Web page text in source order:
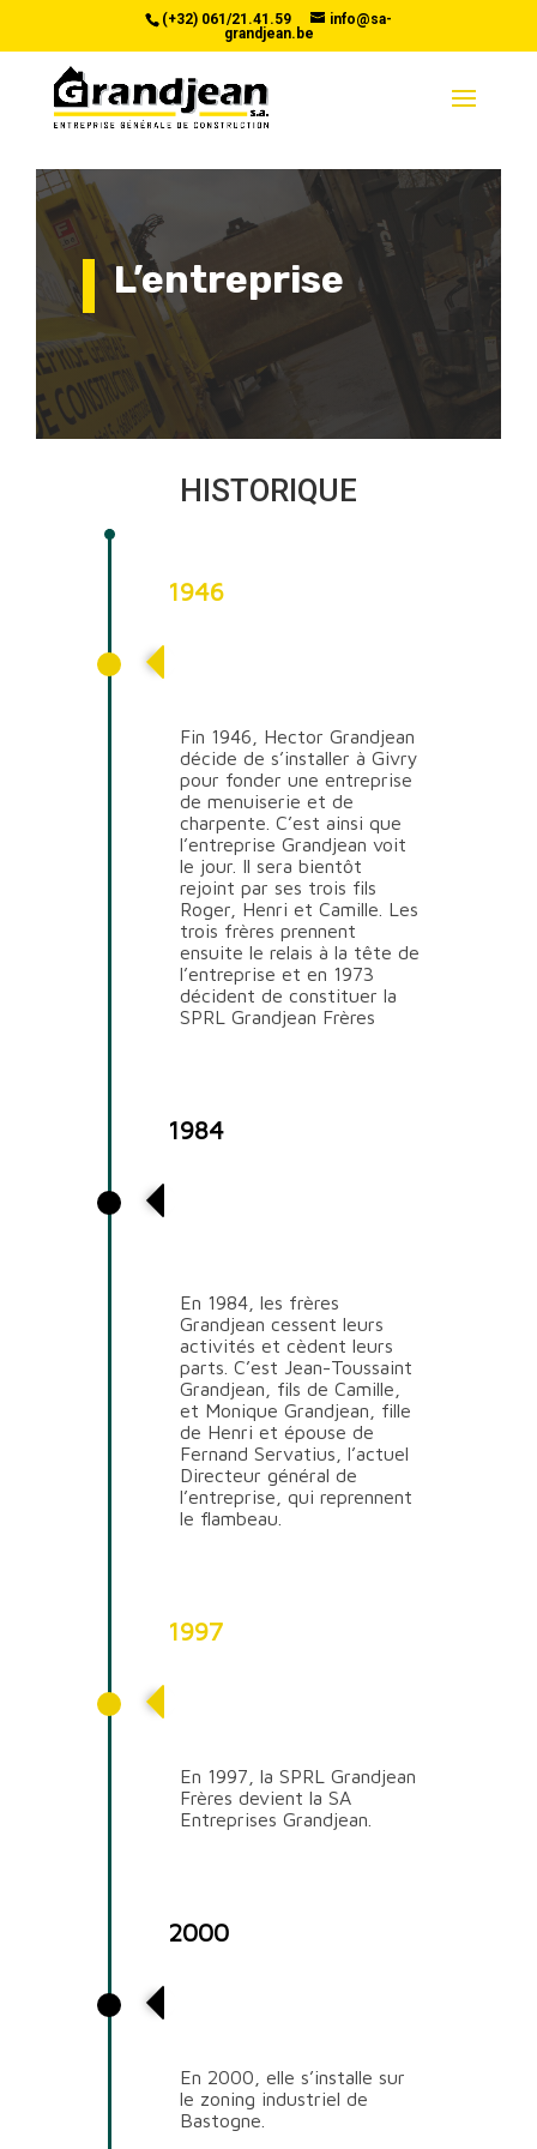
(+32) 061/21.41.59
info@sa-
grandjean.be
L’entreprise
HISTORIQUE
1946
Fin 1946, Hector Grandjean
décide de s’installer à Givry
pour fonder une entreprise
de menuiserie et de
charpente. C’est ainsi que
l’entreprise Grandjean voit
le jour. Il sera bientôt
rejoint par ses trois fils
Roger, Henri et Camille. Les
trois frères prennent
ensuite le relais à la tête de
l’entreprise et en 1973
décident de constituer la
SPRL Grandjean Frères
1984
En 1984, les frères
Grandjean cessent leurs
activités et cèdent leurs
parts. C’est Jean-Toussaint
Grandjean, fils de Camille,
et Monique Grandjean, fille
de Henri et épouse de
Fernand Servatius, l’actuel
Directeur général de
l’entreprise, qui reprennent
le flambeau.
1997
En 1997, la SPRL Grandjean
Frères devient la SA
Entreprises Grandjean.
2000
En 2000, elle s’installe sur
le zoning industriel de
Bastogne.